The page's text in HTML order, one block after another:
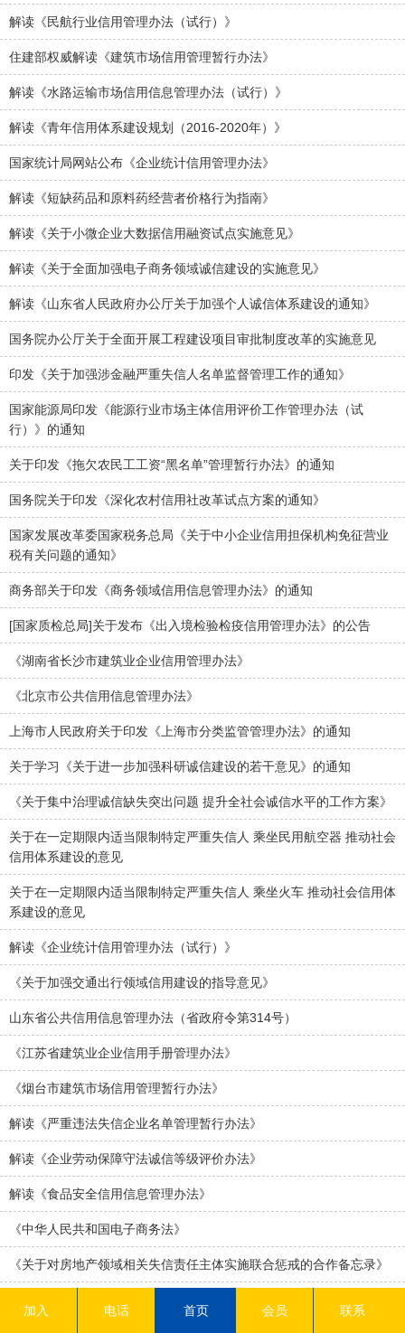
解读《民航行业信用管理办法（试行）》
住建部权威解读《建筑市场信用管理暂行办法》
解读《水路运输市场信用信息管理办法（试行）》
解读《青年信用体系建设规划（2016-2020年）》
国家统计局网站公布《企业统计信用管理办法》
解读《短缺药品和原料药经营者价格行为指南》
解读《关于小微企业大数据信用融资试点实施意见》
解读《关于全面加强电子商务领域诚信建设的实施意见》
解读《山东省人民政府办公厅关于加强个人诚信体系建设的通知》
国务院办公厅关于全面开展工程建设项目审批制度改革的实施意见
印发《关于加强涉金融严重失信人名单监督管理工作的通知》
国家能源局印发《能源行业市场主体信用评价工作管理办法（试
行）》的通知
关于印发《拖欠农民工工资“黑名单”管理暂行办法》的通知
国务院关于印发《深化农村信用社改革试点方案的通知》
国家发展改革委国家税务总局《关于中小企业信用担保机构免征营业
税有关问题的通知》
商务部关于印发《商务领域信用信息管理办法》的通知
[国家质检总局]关于发布《出入境检验检疫信用管理办法》的公告
《湖南省长沙市建筑业企业信用管理办法》
《北京市公共信用信息管理办法》
上海市人民政府关于印发《上海市分类监管管理办法》的通知
关于学习《关于进一步加强科研诚信建设的若干意见》的通知
《关于集中治理诚信缺失突出问题 提升全社会诚信水平的工作方案》
关于在一定期限内适当限制特定严重失信人 乘坐民用航空器 推动社会
信用体系建设的意见
关于在一定期限内适当限制特定严重失信人 乘坐火车 推动社会信用体
系建设的意见
解读《企业统计信用管理办法（试行）》
《关于加强交通出行领域信用建设的指导意见》
山东省公共信用信息管理办法（省政府令第314号）
《江苏省建筑业企业信用手册管理办法》
《烟台市建筑市场信用管理暂行办法》
解读《严重违法失信企业名单管理暂行办法》
解读《企业劳动保障守法诚信等级评价办法》
解读《食品安全信用信息管理办法》
《中华人民共和国电子商务法》
《关于对房地产领域相关失信责任主体实施联合惩戒的合作备忘录》
录》
加入 电话 首页 会员 联系